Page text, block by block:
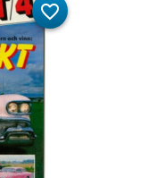
favorite_border